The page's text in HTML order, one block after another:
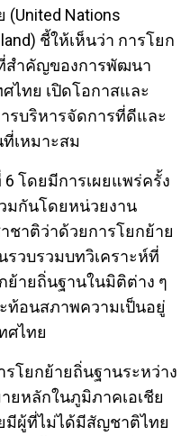
Nations
ชี้ให้เห็นว่า การโยก
สำคัญของการพัฒนา
ไทย เปิดโอกาสและ
รบริหารจัดการที่ดีและ
เหมาะสม
โดยมีการเผยแพร่ครั้ง
มกันโดยหน่วยงาน
ชาติว่าด้วยการโยกย้าย
รวบรวมบทวิเคราะห์ที่
ายถิ่นฐานในมิติต่าง ๆ
ท้อนสภาพความเป็นอยู่
ศไทย
โยกย้ายถิ่นฐานระหว่าง
ยหลักในภูมิภาคเอเชีย
มีผู้ที่ไม่ได้มีสัญชาติไทย